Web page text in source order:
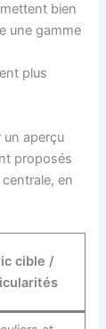
bien
une gamme
plus
aperçu
proposés
en
cible /